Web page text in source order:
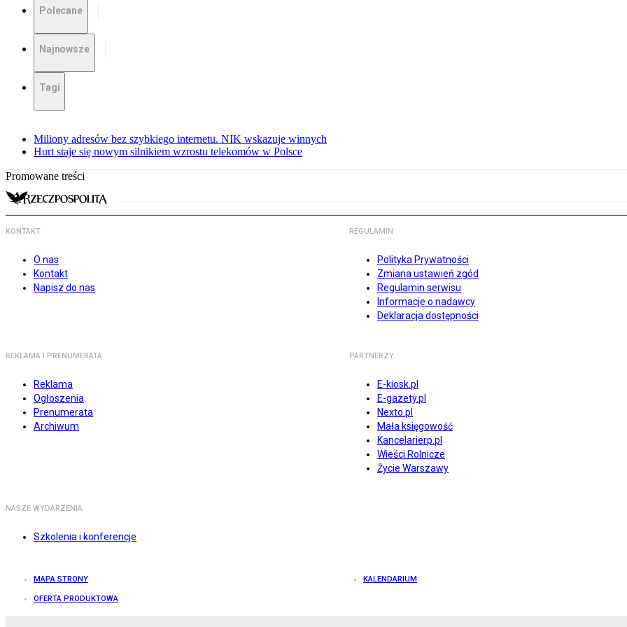
Polecane
Najnowsze
Tagi
Miliony adresów bez szybkiego internetu. NIK wskazuje winnych
Hurt staje się nowym silnikiem wzrostu telekomów w Polsce
Promowane treści
KONTAKT
O nas
Kontakt
Napisz do nas
REGULAMIN
Polityka Prywatności
Zmiana ustawień zgód
Regulamin serwisu
Informacje o nadawcy
Deklaracja dostępności
REKLAMA I PRENUMERATA
Reklama
Ogłoszenia
Prenumerata
Archiwum
PARTNERZY
E-kiosk.pl
E-gazety.pl
Nexto.pl
Mała księgowość
Kancelarierp.pl
Wieści Rolnicze
Życie Warszawy
NASZE WYDARZENIA
Szkolenia i konferencje
MAPA STRONY KALENDARIUM
OFERTA PRODUKTOWA